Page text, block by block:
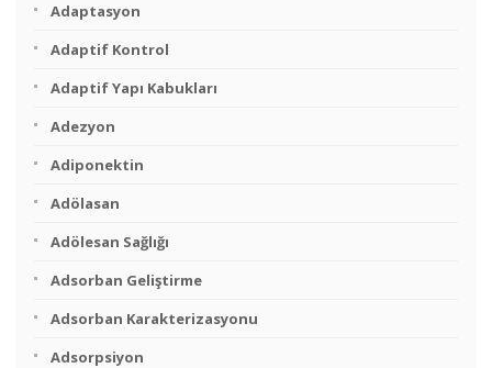
Adaptasyon
Adaptif Kontrol
Adaptif Yapı Kabukları
Adezyon
Adiponektin
Adölasan
Adölesan Sağlığı
Adsorban Geliştirme
Adsorban Karakterizasyonu
Adsorpsiyon